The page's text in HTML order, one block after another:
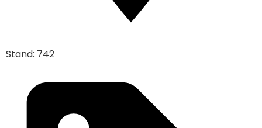
Stand: 742